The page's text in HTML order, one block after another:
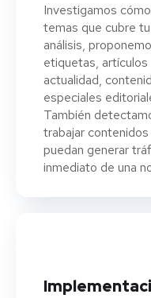
Investigamos
temas que cubre
análisis,
etiquetas,
actualidad,
especiales
También
trabajar
puedan generar
inmediato de una